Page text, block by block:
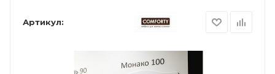
Артикул: